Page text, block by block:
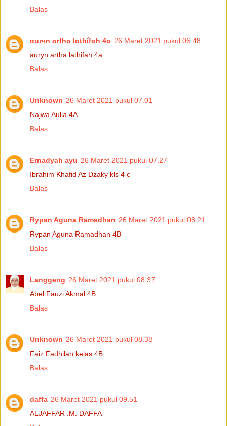
Balas
αurчn αrthα lαthífαh 4α 26 Maret 2021 pukul 06.48
auryn artha lathifah 4a
Balas
Unknown 26 Maret 2021 pukul 07.01
Najwa Aulia 4A
Balas
Ernadyah ayu 26 Maret 2021 pukul 07.27
Ibrahim Khafid Az Dzaky kls 4 c
Balas
Rypan Aguna Ramadhan 26 Maret 2021 pukul 08.21
Rypan Aguna Ramadhan 4B
Balas
Langgeng 26 Maret 2021 pukul 08.37
Abel Fauzi Akmal 4B
Balas
Unknown 26 Maret 2021 pukul 08.38
Faiz Fadhilan kelas 4B
Balas
daffa 26 Maret 2021 pukul 09.51
ALJAFFAR .M. DAFFA